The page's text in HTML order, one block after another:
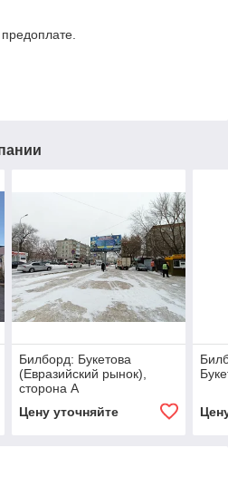
Билборд: Букетова
(Евразийский рынок),
сторона А
Цену уточняйте